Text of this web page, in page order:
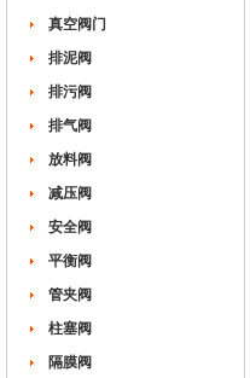
真空阀门
排泥阀
排污阀
排气阀
放料阀
减压阀
安全阀
平衡阀
管夹阀
柱塞阀
隔膜阀